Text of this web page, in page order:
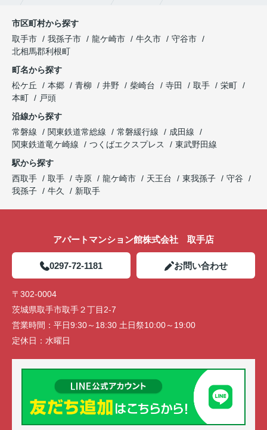
市区町村から探す
取手市
我孫子市 龍ケ崎市 牛久市
守谷市
北相馬郡利根町
町名から探す
松ケ丘
本郷 青柳 井野 柴崎台 寺田 取手
栄町
本町
戸頭
沿線から探す
常磐線
関東鉄道常総線 常磐緩行線
成田線
関東鉄道竜ケ崎線
つくばエクスプレス
東武野田線
駅から探す
西取手
取手 寺原 龍ケ崎市 天王台 東我孫子
守谷
我孫子
牛久 新取手
アパートマンション館株式会社 取手店
0297-72-1181 お問い合わせ
〒302-0004
茨城県取手市取手２丁目2-7
営業時間： 平日9:30～18:30 土日祭10:00～19:00
定休日： 水曜日